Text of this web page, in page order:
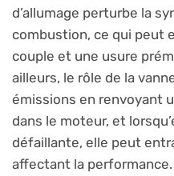
d’allumage perturbe la
combustion, ce qui peut
couple et une usure
ailleurs, le rôle de la
émissions en renvoyant
dans le moteur, et
défaillante, elle peut
affectant la